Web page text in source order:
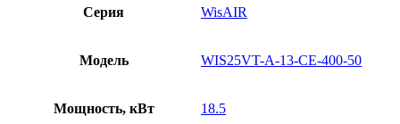
Серия WisAIR
Модель WIS25VT-A-13-CE-400-50
Мощность, кВт 18.5